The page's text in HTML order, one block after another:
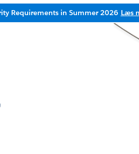
Requirements in Summer 2026 Læs